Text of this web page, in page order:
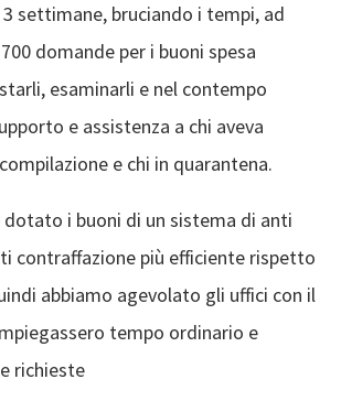
settimane, bruciando i tempi, ad
domande per i buoni spesa
esaminarli e nel contempo
e assistenza a chi aveva
e chi in quarantena.
i buoni di un sistema di anti
contraffazione più efficiente rispetto
abbiamo agevolato gli uffici con il
tempo ordinario e
richieste